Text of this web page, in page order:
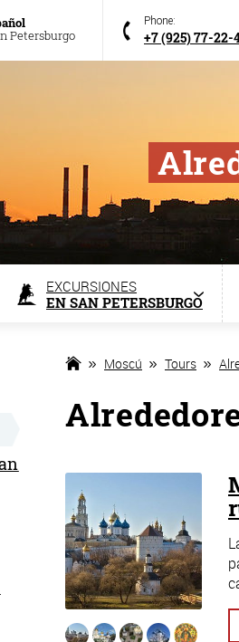
Petersburgo
Phone:
+7 (925) 77-22-
EXCURSIONES
EN SAN PETERSBURGO
Moscú Tours